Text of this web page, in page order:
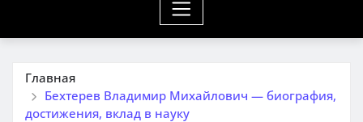
Главная
Бехтерев Владимир Михайлович — биография,
достижения, вклад в науку